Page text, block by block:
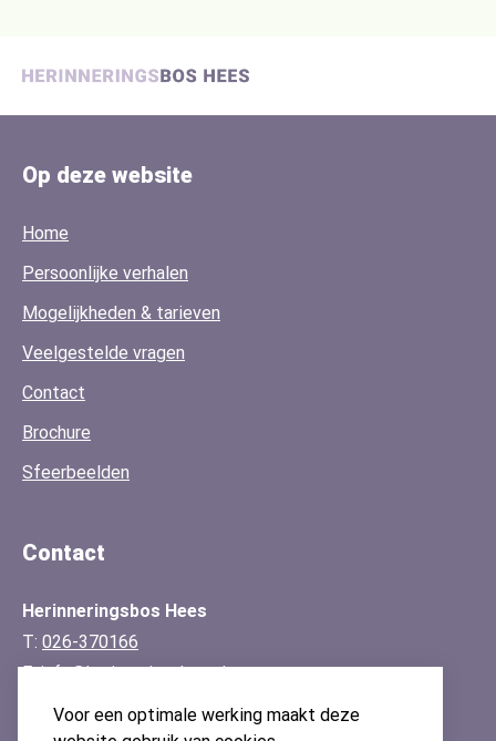
Voor een optimale werking maakt deze
Op deze website
Home
Persoonlijke verhalen
Mogelijkheden & tarieven
Veelgestelde vragen
Contact
Brochure
Sfeerbeelden
Contact
Herinneringsbos Hees
T: 026-370166
E:info@herinneringsbos.nl
KvK: 91143861
Contactgegevens & route